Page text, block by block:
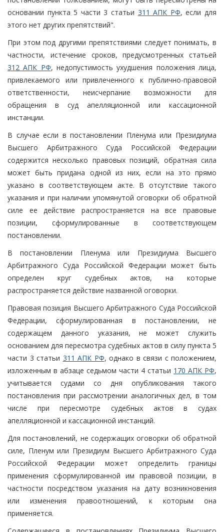
основании пункта 5 части 3 статьи 311 АПК РФ, если для
этого нет других препятствий".
При этом под другими препятствиями следует понимать, в
частности, истечение сроков, предусмотренных статьей
312 АПК РФ, недопустимость ухудшения положения лица,
привлекаемого или привлеченного к публично-правовой
ответственности, неисчерпание возможности для
обращения в суд апелляционной или кассационной
инстанции.
В случае если в постановлении Пленума или Президиума
Высшего Арбитражного Суда Российской Федерации
содержится несколько правовых позиций, обратная сила
может быть придана одной из них, если на это прямо
указано в соответствующем акте. В отсутствие такого
указания и при наличии упомянутой оговорки об обратной
силе ее действие распространяется на все правовые
позиции, сформулированные в соответствующем
постановлении.
В постановлении Пленума или Президиума Высшего
Арбитражного Суда Российской Федерации может быть
определен круг судебных актов, на которые
распространяется действие названной оговорки.
Правовая позиция Высшего Арбитражного Суда Российской
Федерации, сформулированная в постановлении, не
содержащем данного указания, не может служить
основанием для пересмотра судебных актов в силу пункта 5
части 3 статьи 311 АПК РФ, однако в связи с положением,
изложенным в абзаце седьмом части 4 статьи 170 АПК РФ,
учитывается судами со дня опубликования такого
постановления при рассмотрении аналогичных дел, в том
числе при пересмотре судебных актов в судах
апелляционной и кассационной инстанций.
Для постановлений, не содержащих оговорки об обратной
силе, Пленум или Президиум Высшего Арбитражного Суда
Российской Федерации может определить границы
применения сформулированной им правовой позиции, в
частности посредством указания на дату возникновения
или изменения правоотношений, к которым она
применяется.